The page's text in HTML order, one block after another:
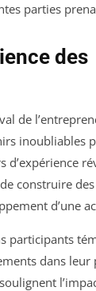
parties
des
de
inoubliables
d’expérience
construire
d’une
participants
dans leur